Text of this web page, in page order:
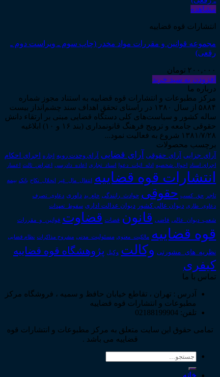
مشاهده
انتشارات قوه قضاییه
مجموعه قوانین و مقررات مواد مخدر (چاپ سوم ـ ویراست دوم ـ
رقعی)
۲۰۰,۰۰۰ تومان
افزودن به سبد خرید
درباره ما
مرکز مطبوعات و انتشارات قوه قضاییه به استناد مجوز شماره
۵۸۸۴ از سال ۱۳۸۰ در راستای تحقق اهداف سند چشم‌انداز بیست
ساله کشور و سیاست‌های کلی دستگاه قضایی مبنی بر ارتقاء دانش
حقوقی جامعه و ترویج فرهنگ قانونمداری (بند ۱۶ و ۱۰) ابلاغیه
۱۳۸۱/۷/۲۸ شروع به فعالیت نمود...
برچسب محصولات
آرای جزایی آرای حقوقی آرای قضایی آرای وحدت رویه اجاره اجرای احکام
اجرای اسناد احوال شخصیه ادله_اثبات_دعوا اسناد_تجاری اعاده_دادرسی اعتراض_ثالث اعسار
انتشارات قوه قضاییه انتقال_مال_غیر انحلال_نکاح بانک بیمه
تاجر حق_کسب حقوقی حوادث_رانندگی خلع_ید داوری دعاوی_تصرف
دعاوی_طاری دیوان عالی کشور دیوان عدالت اداری سقوط_تعهدات
شعب_دیوان_عالی قاضی قانون قضات قضاوت قوانین_و_مقررات
قوه قضاییه مالکیت_معنوی مسئولیت_مدنی مشروح مذاکرات نظام قضایی
نظریه_های_مشورتی وکالت وکیل پژوهشگاه قوه قضاییه
کیفری
تماس با ما
آدرس : تهران ، تقاطع خیابان حافظ و سمیه ، فروشگاه مرکز
مطبوعات و انتشارات قوه قضاییه
تلفن: 02188199904
تمامی حقوق این سایت متعلق به مرکز مطبوعات و انتشارات قوه
قضاییه می باشد .
جستجو